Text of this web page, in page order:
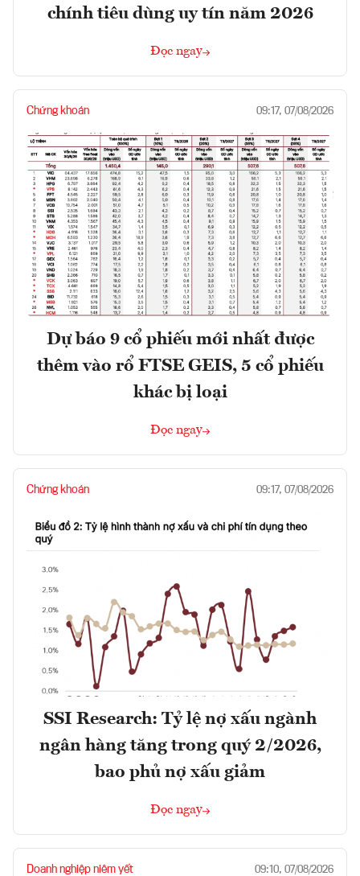
chính tiêu dùng uy tín năm 2026
Đọc ngay
Chứng khoán 09:17, 07/08/2026
Dự báo 9 cổ phiếu mới nhất được
thêm vào rổ FTSE GEIS, 5 cổ phiếu
khác bị loại
Đọc ngay
Chứng khoán 09:17, 07/08/2026
SSI Research: Tỷ lệ nợ xấu ngành
ngân hàng tăng trong quý 2/2026,
bao phủ nợ xấu giảm
Đọc ngay
Doanh nghiệp niêm yết 09:10, 07/08/2026